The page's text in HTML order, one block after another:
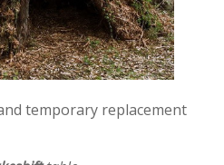
temporary replacement